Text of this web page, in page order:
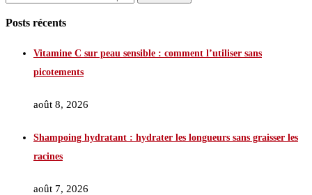
Posts récents
Vitamine C sur peau sensible : comment l’utiliser sans
picotements
août 8, 2026
Shampoing hydratant : hydrater les longueurs sans graisser les
racines
août 7, 2026